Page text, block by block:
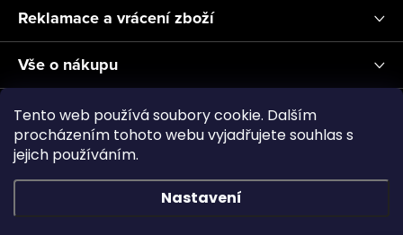
Tento web používá soubory cookie. Dalším
procházením tohoto webu vyjadřujete souhlas s
jejich používáním.
Nastavení
Reklamace a vrácení zboží
Vše o nákupu
Informace pro Vás
Realizace a servis akvárií ↗